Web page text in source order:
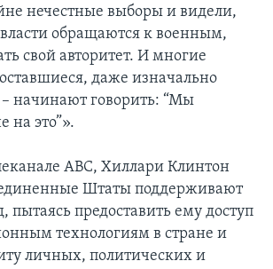
нечестные выборы и видели,
обращаются к военным,
свой авторитет. И многие
даже изначально
начинают говорить: “Мы
на это”».
ABC, Хиллари Клинтон
Штаты поддерживают
пытаясь предоставить ему доступ
технологиям в стране и
личных, политических и